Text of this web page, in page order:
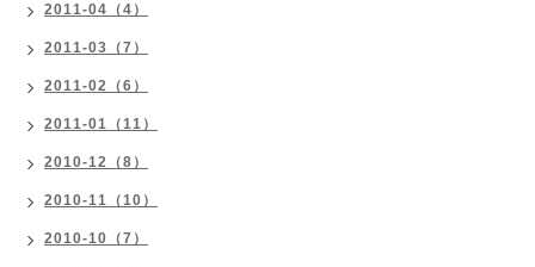
2011-04（4）
2011-03（7）
2011-02（6）
2011-01（11）
2010-12（8）
2010-11（10）
2010-10（7）